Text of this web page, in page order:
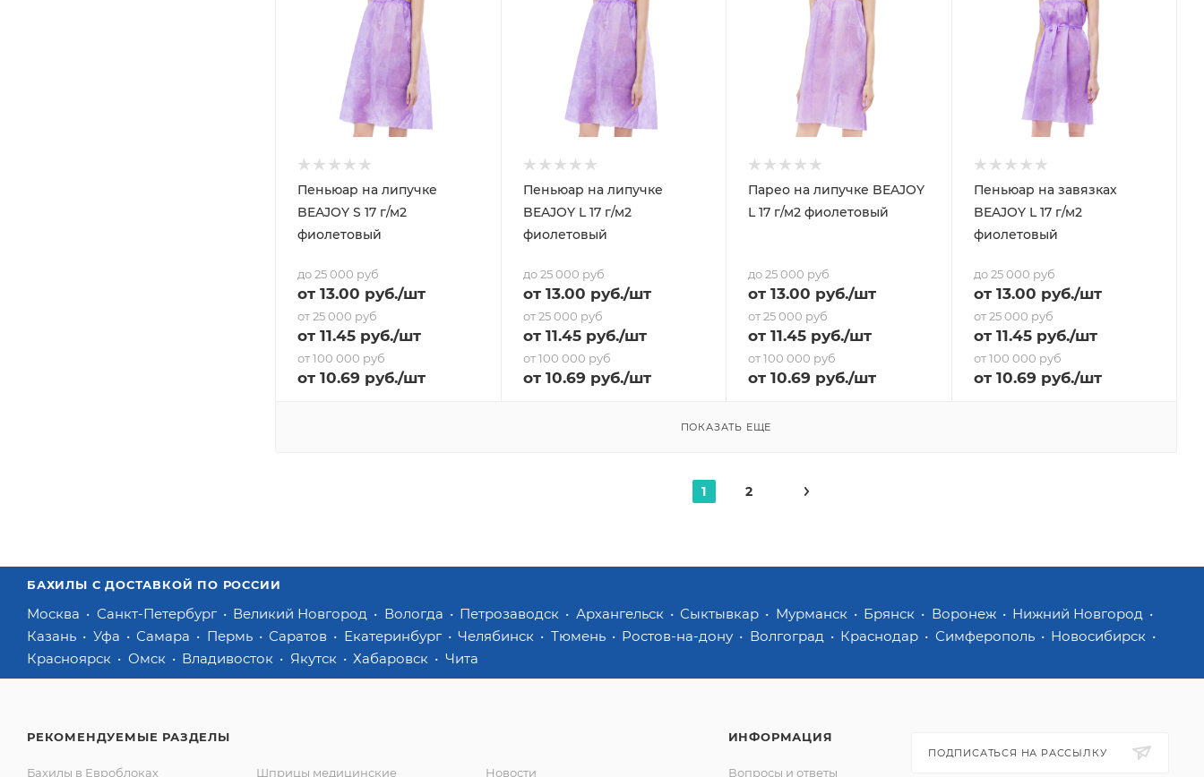
Пеньюар на липучке
BEAJOY S 17 г/м2
фиолетовый
до 25 000 руб
от 13.00 руб./шт
от 25 000 руб
от 11.45 руб./шт
от 100 000 руб
от 10.69 руб./шт
Пеньюар на липучке
BEAJOY L 17 г/м2
фиолетовый
до 25 000 руб
от 13.00 руб./шт
от 25 000 руб
от 11.45руб./шт
от 100 000 руб
от 10.69руб./шт
Парео на липучке BEAJOY
L 17 г/м2 фиолетовый
до 25 000 руб
от 13.00 руб./шт
от 25 000 руб
от 11.45 руб./шт
от 100 000 руб
от 10.69 руб./шт
Пеньюар на завязках
BEAJOY L 17 г/м2
фиолетовый
до 25 000 руб
от 13.00 руб./шт
от 25 000 руб
от 11.45руб./шт
от 100 000 руб
от 10.69руб./шт
ПОКАЗАТЬ ЕЩЕ
1 2
БАХИЛЫ С ДОСТАВКОЙ ПО РОССИИ
Москва Санкт-Петербург Великий Новгород Вологда Петрозаводск Архангельск Сыктывкар Мурманск Брянск Воронеж
Нижний Новгород
Казань
Уфа Самара Пермь Саратов Екатеринбург Челябинск Тюмень Ростов-на-дону Волгоград Краснодар Симферополь
Новосибирск
Красноярск
Омск Владивосток Якутск Хабаровск Чита
РЕКОМЕНДУЕМЫЕ РАЗДЕЛЫ
Бахилы в Евроблоках Шприцы медицинские Новости
ИНФОРМАЦИЯ
Вопросы и ответы
ПОДПИСАТЬСЯ НА РАССЫЛКУ